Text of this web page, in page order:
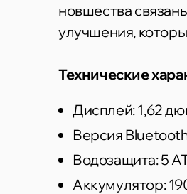
новшества
улучшения,
Технические
Дисплей: 1,62
Версия
Водозащита: 5
Аккумулятор: